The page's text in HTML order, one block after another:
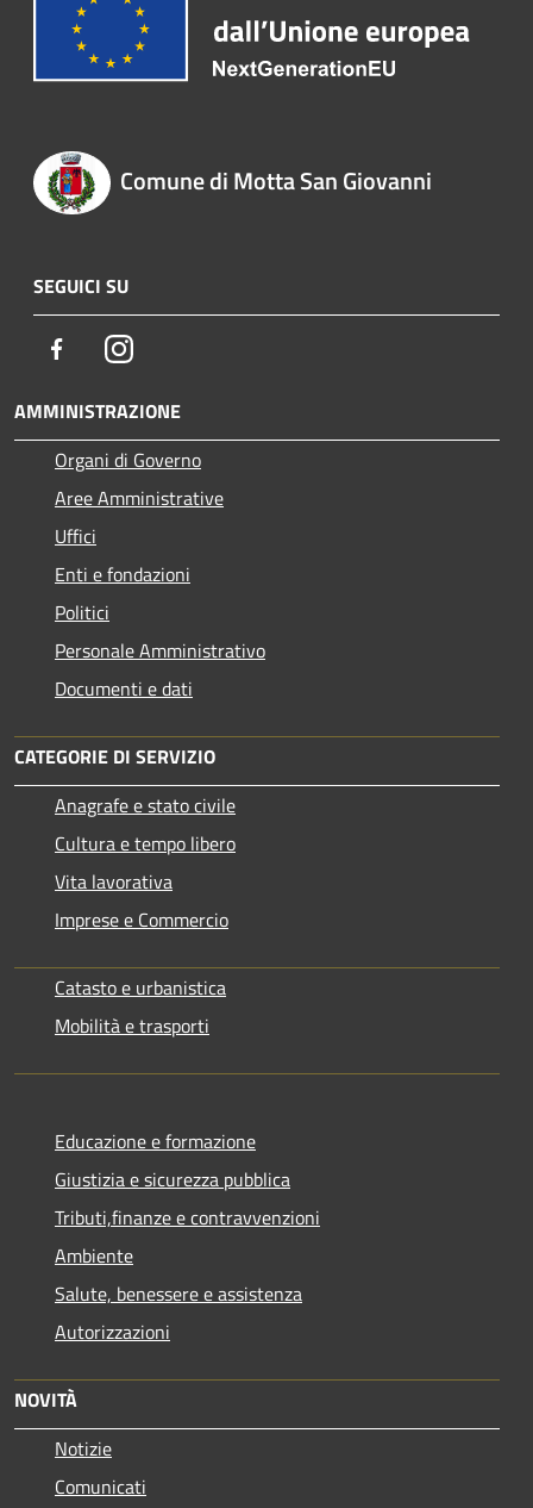
Comune di Motta San Giovanni
SEGUICI SU
FacebookInstagram
AMMINISTRAZIONE
Organi di Governo
Aree Amministrative
Uffici
Enti e fondazioni
Politici
Personale Amministrativo
Documenti e dati
CATEGORIE DI SERVIZIO
Anagrafe e stato civile
Cultura e tempo libero
Vita lavorativa
Imprese e Commercio
Catasto e urbanistica
Mobilità e trasporti
Educazione e formazione
Giustizia e sicurezza pubblica
Tributi,finanze e contravvenzioni
Ambiente
Salute, benessere e assistenza
Autorizzazioni
NOVITÀ
Notizie
Comunicati